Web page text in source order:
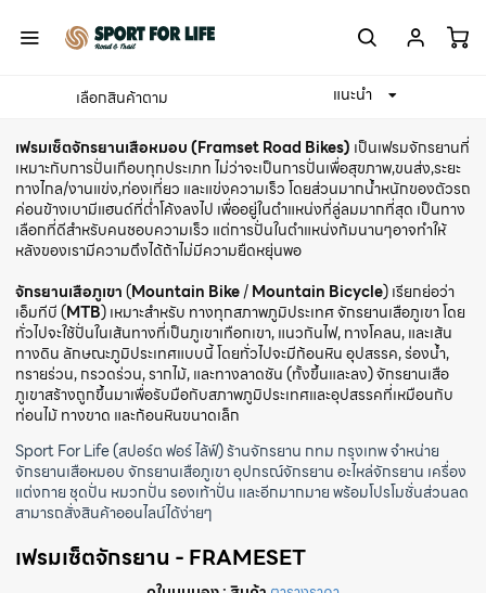
ปั่นจักรยาน เฟรมเซ็ตจักรยาน
เฟรมเซ็ตจักรยานเสือหมอบ (Framset Road Bikes) เป็นเฟรมจักรยานที่
เหมาะกับการปั่นเกือบทุกประเภท ไม่ว่าจะเป็นการปั่นเพื่อสุขภาพ,ขนส่ง,ระยะ
ทางไกล/งานแข่ง,ท่องเที่ยว และแข่งความเร็ว โดยส่วนมากน้ำหนักของตัวรถ
ค่อนข้างเบามีแฮนด์ที่ต่ำโค้งลงไป เพื่ออยู่ในตำแหน่งที่ลู่ลมมากที่สุด เป็นทาง
เลือกที่ดีสำหรับคนชอบความเร็ว แต่การปั่นในตำแหน่งก้มนานๆอาจทำให้
หลังของเรามีความตึงได้ถ้าไม่มีความยืดหยุ่นพอ
จักรยานเสือภูเขา(Mountain Bike/Mountain Bicycle) เรียกย่อว่า
เอ็มทีบี (MTB) เหมาะสำหรับ ทางทุกสภาพภูมิประเทศ จักรยานเสือภูเขา โดย
ทั่วไปจะใช้ปั่นในเส้นทางที่เป็นภูเขาเทือกเขา, แนวกันไฟ, ทางโคลน, และเส้น
ทางดิน ลักษณะภูมิประเทศแบบนี้ โดยทั่วไปจะมีก้อนหิน อุปสรรค, ร่องน้ำ,
ทรายร่วน, กรวดร่วน, รากไม้, และทางลาดชัน (ทั้งขึ้นและลง) จักรยานเสือ
ภูเขาสร้างถูกขึ้นมาเพื่อรับมือกับสภาพภูมิประเทศและอุปสรรคที่เหมือนกับ
ท่อนไม้ ทางขาด และก้อนหินขนาดเล็ก
Sport For Life (สปอร์ต ฟอร์ ไล้ฟ์) ร้านจักรยาน กทม กรุงเทพจำหน่าย
จักรยานเสือหมอบจักรยานเสือภูเขาอุปกรณ์จักรยานอะไหล่จักรยาน เครื่อง
แต่งกายชุดปั่น หมวกปั่นรองเท้าปั่น และอีกมากมาย พร้อมโปรโมชั่นส่วนลด
สามารถสั่งสินค้าออนไลน์ได้ง่ายๆ
เฟรมเซ็ตจักรยาน - FRAMESET
เลือกสินค้าตาม แนะนำ